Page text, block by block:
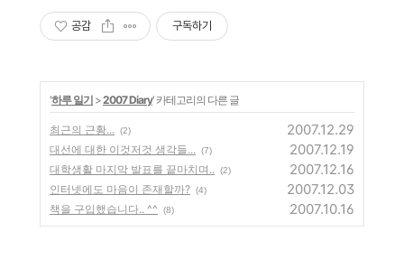
공감 구독하기
'하루 일기 >2007 Diary' 카테고리의 다른 글
최근의 근황... (2) 2007.12.29
대선에 대한 이것저것 생각들... (7) 2007.12.19
대학생활 마지막 발표를 끝마치며.. (2) 2007.12.16
인터넷에도 마음이 존재할까? (4) 2007.12.03
책을 구입했습니다.. ^^ (8) 2007.10.16